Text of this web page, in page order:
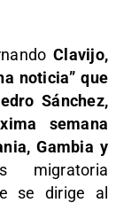
Clavijo,
noticia” que
Sánchez,
semana
Gambia y
se dirige al